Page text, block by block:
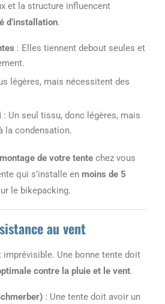
et la structure influencent
d’installation.
: Elles tiennent debout seules et
légères, mais nécessitent des
: Un seul tissu, donc légères, mais
la condensation.
de votre tente chez vous
qui s’installe en moins de 5
le bikepacking.
au vent
Une bonne tente doit
contre la pluie et le vent.
: Une tente doit avoir un